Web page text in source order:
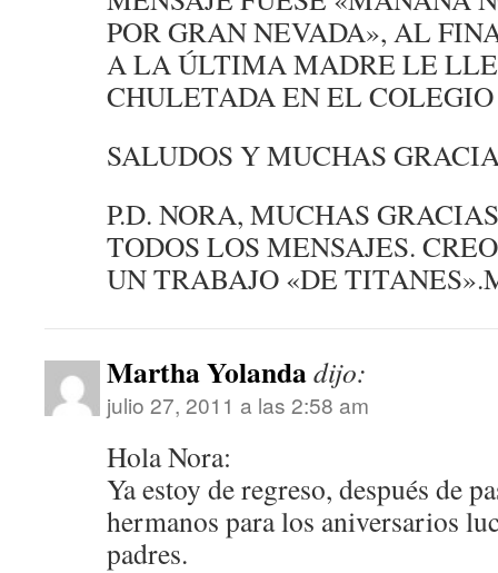
POR GRAN NEVADA», AL
A LA ÚLTIMA MADRE LE
CHULETADA EN EL
SALUDOS Y MUCHAS
P.D. NORA, MUCHAS
TODOS LOS MENSAJES.
UN TRABAJO «DE
Martha Yolandadijo:
julio 27, 2011 a las 2:58 am
Hola Nora:
Ya estoy de regreso, después de
hermanos para los aniversarios
padres.